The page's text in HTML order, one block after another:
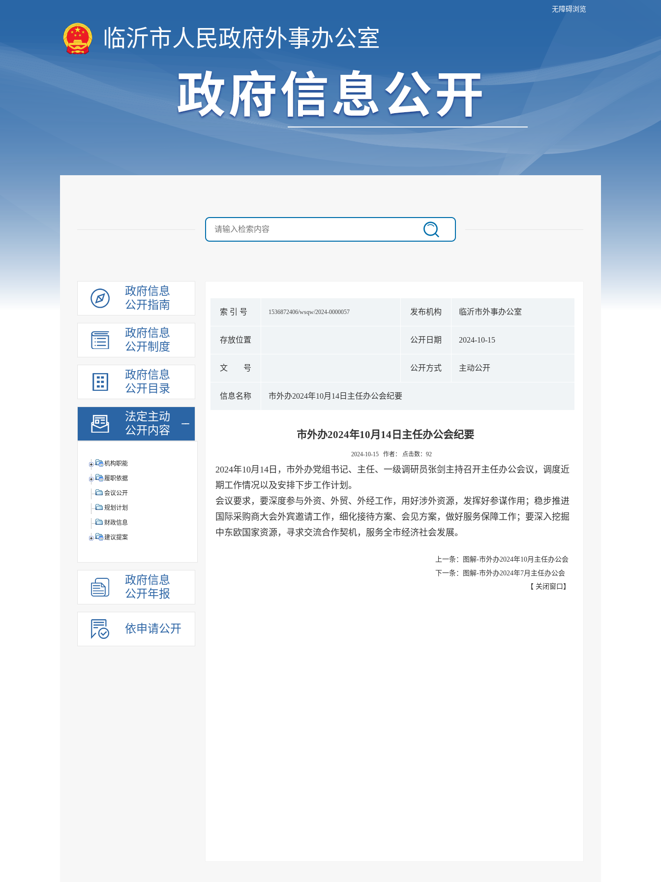
无障碍浏览
临沂市人民政府外事办公室
政府信息
公开指南
政府信息
公开制度
政府信息
公开目录
法定主动
公开内容
机构职能
履职依据
会议公开
规划计划
财政信息
建议提案
政府信息
公开年报
依申请公开
索 引 号 1536872406/wsqw/2024-0000057 发布机构 临沂市外事办公室
存放位置 公开日期 2024-10-15
文 号 公开方式 主动公开
信息名称 市外办2024年10月14日主任办公会纪要
市外办2024年10月14日主任办公会纪要
2024-10-15 作者： 点击数： 92
2024年10月14日，市外办党组书记、主任、一级调研员张剑主持召开主任办公会议，调度近
期工作情况以及安排下步工作计划。
会议要求， 要深度参与外资、外贸、外经工作， 用好涉外资源， 发挥好参谋作用；稳步推进
国际采购商大会外宾邀请工作，细化接待方案、会见方案，做好服务保障工作；要深入挖掘
中东欧国家资源，寻求交流合作契机，服务全市经济社会发展。
上一条：图解-市外办2024年10月主任办公会
下一条：图解-市外办2024年7月主任办公会
【 关闭窗口 】